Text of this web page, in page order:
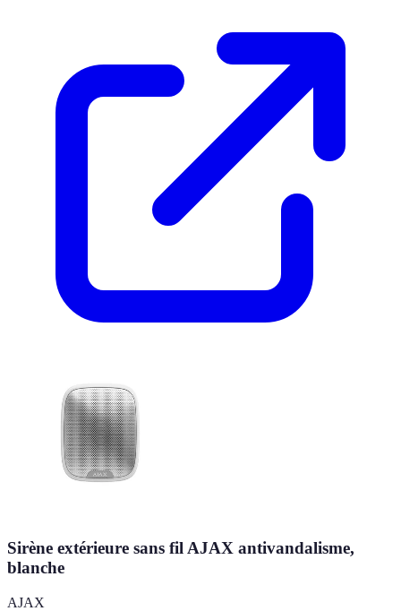
Sirène extérieure sans fil AJAX antivandalisme,
blanche
AJAX